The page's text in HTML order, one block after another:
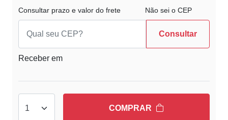
Consultar prazo e valor do frete Não sei o CEP
Consultar
Receber em
COMPRAR